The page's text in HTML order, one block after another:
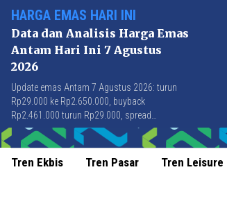
HARGA EMAS HARI INI
Data dan Analisis Harga Emas
Antam Hari Ini 7 Agustus
2026
Update emas Antam 7 Agustus 2026: turun
Rp29.000 ke Rp2.650.000, buyback
Rp2.461.000 turun Rp29.000, spread
Rp189.000 stabil di level terbaik sejak April
2026.
Tren Ekbis Tren Pasar Tren Leisure